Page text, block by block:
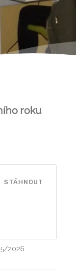
roku
STÁHNOUT
2026